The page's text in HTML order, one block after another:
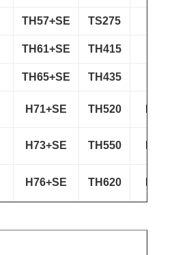
TH57+SE TS275
TH61+SE TH415
TH65+SE TH435
H71+SE TH520
H73+SE TH550
H76+SE TH620